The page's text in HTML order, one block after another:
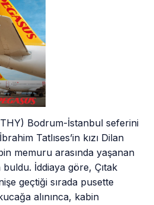
Bodrum-İstanbul seferini
Tatlıses’in kızı Dilan
memuru arasında yaşanan
İddiaya göre, Çıtak
geçtiği sırada pusette
alınınca, kabin